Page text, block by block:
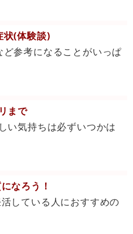
状(体験談)
ど参考になることがいっぱ
まで
い気持ちは必ずいつかは
なろう！
している人におすすめの